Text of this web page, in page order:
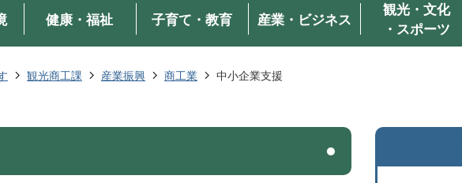
健康・福祉 子育て・教育 産業・ビジネス
観光・文化
・スポーツ
観光商工課 産業振興 商工業
中小企業支援